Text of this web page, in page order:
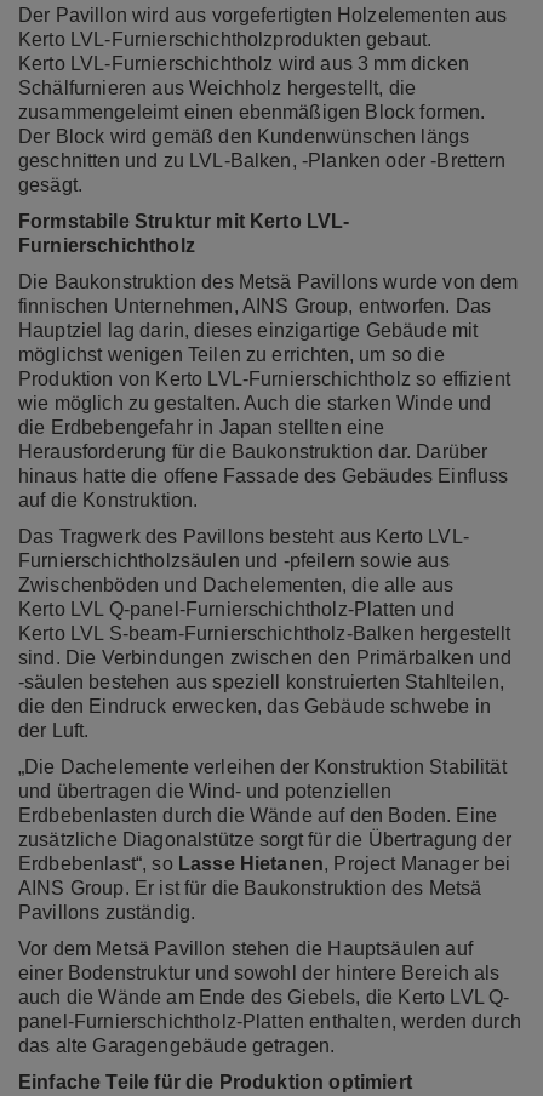
Der Pavillon wird aus vorgefertigten Holzelementen aus
Kerto LVL-Furnierschichtholzprodukten gebaut.
Kerto LVL-Furnierschichtholz wird aus 3 mm dicken
Schälfurnieren aus Weichholz hergestellt, die
zusammengeleimt einen ebenmäßigen Block formen.
Der Block wird gemäß den Kundenwünschen längs
geschnitten und zu LVL-Balken, -Planken oder -Brettern
gesägt.
Formstabile Struktur mit Kerto LVL-
Furnierschichtholz
Die Baukonstruktion des Metsä Pavillons wurde von dem
finnischen Unternehmen, AINS Group, entworfen. Das
Hauptziel lag darin, dieses einzigartige Gebäude mit
möglichst wenigen Teilen zu errichten, um so die
Produktion von Kerto LVL-Furnierschichtholz so effizient
wie möglich zu gestalten. Auch die starken Winde und
die Erdbebengefahr in Japan stellten eine
Herausforderung für die Baukonstruktion dar. Darüber
hinaus hatte die offene Fassade des Gebäudes Einfluss
auf die Konstruktion.
Das Tragwerk des Pavillons besteht aus Kerto LVL-
Furnierschichtholzsäulen und -pfeilern sowie aus
Zwischenböden und Dachelementen, die alle aus
Kerto LVL Q-panel-Furnierschichtholz-Platten und
Kerto LVL S-beam-Furnierschichtholz-Balken hergestellt
sind. Die Verbindungen zwischen den Primärbalken und
-säulen bestehen aus speziell konstruierten Stahlteilen,
die den Eindruck erwecken, das Gebäude schwebe in
der Luft.
„Die Dachelemente verleihen der Konstruktion Stabilität
und übertragen die Wind- und potenziellen
Erdbebenlasten durch die Wände auf den Boden. Eine
zusätzliche Diagonalstütze sorgt für die Übertragung der
Erdbebenlast“, so Lasse Hietanen, Project Manager bei
AINS Group. Er ist für die Baukonstruktion des Metsä
Pavillons zuständig.
Vor dem Metsä Pavillon stehen die Hauptsäulen auf
einer Bodenstruktur und sowohl der hintere Bereich als
auch die Wände am Ende des Giebels, die Kerto LVL Q-
panel-Furnierschichtholz-Platten enthalten, werden durch
das alte Garagengebäude getragen.
Einfache Teile für die Produktion optimiert